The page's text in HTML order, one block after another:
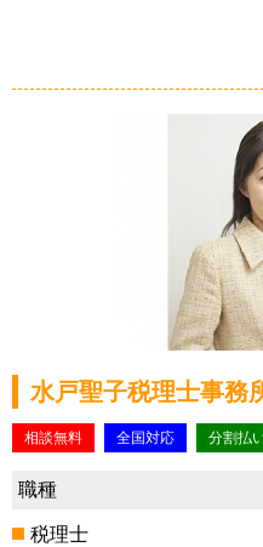
水戸聖子税理士事務
相談無料 全国対応 分割払
職種
税理士